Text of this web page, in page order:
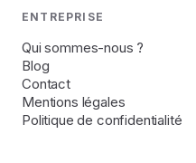
ENTREPRISE
Qui sommes-nous ?
Blog
Contact
Mentions légales
Politique de confidentialité